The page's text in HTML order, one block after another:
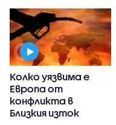
Колко уязвима е
Европа от
конфликта в
Близкия изток